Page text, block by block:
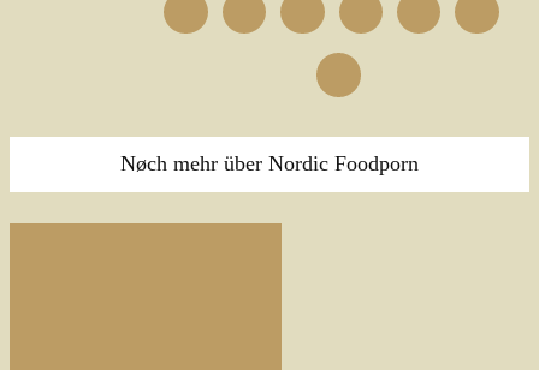
Nøch mehr über Nordic Foodporn